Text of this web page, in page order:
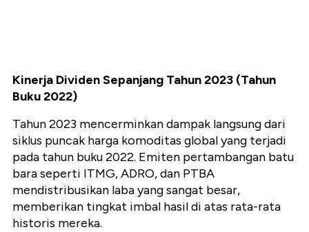
Kinerja Dividen Sepanjang Tahun 2023 (Tahun
Buku 2022)
Tahun 2023 mencerminkan dampak langsung dari
siklus puncak harga komoditas global yang terjadi
pada tahun buku 2022. Emiten pertambangan batu
bara seperti ITMG, ADRO, dan PTBA
mendistribusikan laba yang sangat besar,
memberikan tingkat imbal hasil di atas rata-rata
historis mereka.